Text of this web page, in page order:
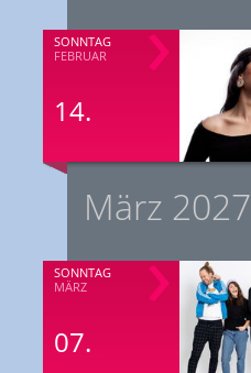
SONNTAG
FEBRUAR
14.
März 2027
SONNTAG
MÄRZ
07.